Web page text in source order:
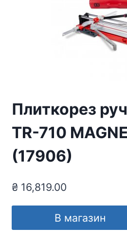
Плиткорез
TR-710
(17906)
₴ 16,819.00
В магазин